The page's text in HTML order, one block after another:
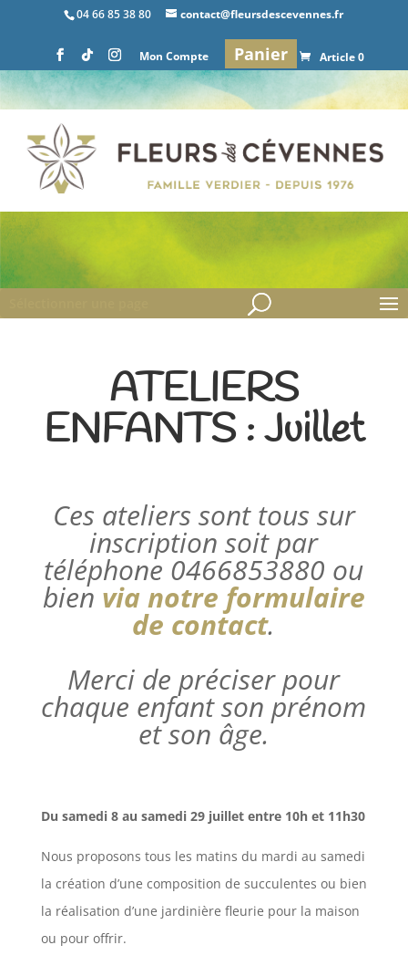
04 66 85 38 80 contact@fleursdescevennes.fr
Mon Compte Panier Article 0
ATELIERS
ENFANTS : Juillet
Ces ateliers sont tous sur
inscription soit par
téléphone 0466853880 ou
bien via notre formulaire
de contact.
Merci de préciser pour
chaque enfant son prénom
et son âge.
Du samedi 8 au samedi 29 juillet entre 10h et 11h30
Nous proposons tous les matins du mardi au samedi
la création d’une composition de succulentes ou bien
la réalisation d’une jardinière fleurie pour la maison
ou pour offrir.